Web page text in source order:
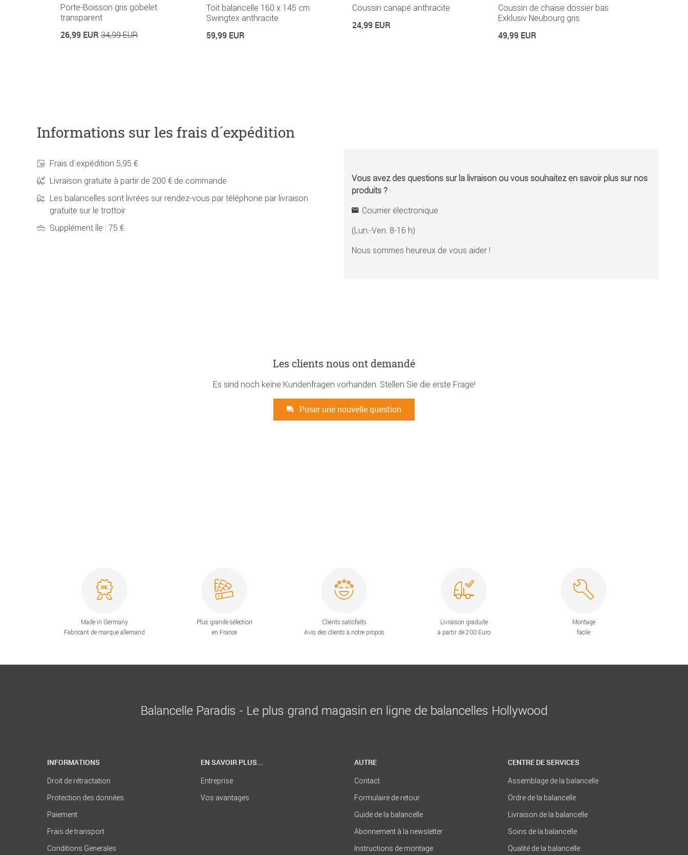
Porte-Boisson gris gobelet
transparent
26,99 EUR 34,99 EUR
Toit balancelle 160 x 145 cm
Swingtex anthracite
59,99 EUR
Coussin canapé anthracite
24,99 EUR
Coussin de chaise dossier bas
Exklusiv Neubourg gris
49,99 EUR
Informations sur les frais d´expédition
Frais d´expédition 5,95 €
Livraison gratuite à partir de 200 € de commande
Les balancelles sont livrées sur rendez-vous par téléphone par livraison
gratuite sur le trottoir
Supplément île : 75 €
Vous avez des questions sur la livraison ou vous souhaitez en savoir plus sur nos
produits ?
Courrier électronique
(Lun.-Ven. 8-16 h)
Nous sommes heureux de vous aider !
Les clients nous ont demandé
Es sind noch keine Kundenfragen vorhanden. Stellen Sie die erste Frage!
Poser une nouvelle question
Made in Germany
Fabricant de marque allemand
Plus grande sélection
en France
Clients satisfaits
Avis des clients à notre propos
Livraison graduite
à partir de 200 Euro
Montage
facile
Balancelle Paradis - Le plus grand magasin en ligne de balancelles Hollywood
INFORMATIONS
Droit de rétractation
Protection des données
Paiement
Frais de transport
Conditions Generales
EN SAVOIR PLUS...
Entreprise
Vos avantages
AUTRE
Contact
Formulaire de retour
Guide de la balancelle
Abonnement à la newsletter
Instructions de montage
CENTRE DE SERVICES
Assemblage de la balancelle
Ordre de la balancelle
Livraison de la balancelle
Soins de la balancelle
Qualité de la balancelle